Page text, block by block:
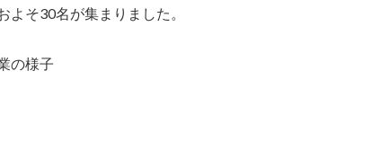
よそ30名が集まりました。
の様子